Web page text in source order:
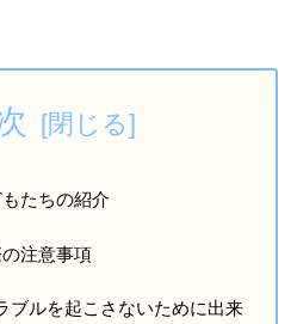
たちの紹介
注意事項
ブルを起こさないために出来